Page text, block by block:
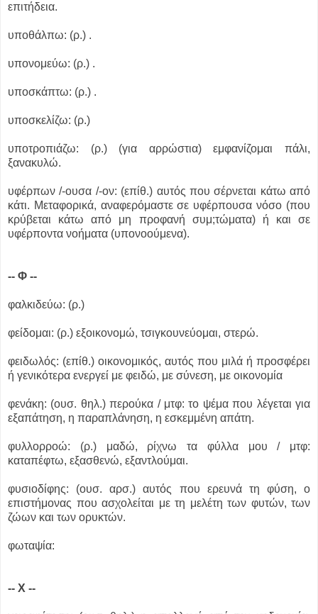
επιτήδεια.
υποθάλπω: (ρ.) .
υπονομεύω: (ρ.) .
υποσκάπτω: (ρ.) .
υποσκελίζω: (ρ.)
υποτροπιάζω: (ρ.) (για αρρώστια) εμφανίζομαι πάλι,
ξανακυλώ.
υφέρπων /-ουσα /-ον: (επίθ.) αυτός που σέρνεται κάτω από
κάτι. Μεταφορικά, αναφερόμαστε σε υφέρπουσα νόσο (που
κρύβεται κάτω από μη προφανή συμ;τώματα) ή και σε
υφέρποντα νοήματα (υπονοούμενα).
-- Φ --
φαλκιδεύω: (ρ.)
φείδομαι: (ρ.) εξοικονομώ, τσιγκουνεύομαι, στερώ.
φειδωλός: (επίθ.) οικονομικός, αυτός που μιλά ή προσφέρει
ή γενικότερα ενεργεί με φειδώ, με σύνεση, με οικονομία
φενάκη: (ουσ. θηλ.) περούκα / μτφ: το ψέμα που λέγεται για
εξαπάτηση, η παραπλάνηση, η εσκεμμένη απάτη.
φυλλορροώ: (ρ.) μαδώ, ρίχνω τα φύλλα μου / μτφ:
καταπέφτω, εξασθενώ, εξαντλούμαι.
φυσιοδίφης: (ουσ. αρσ.) αυτός που ερευνά τη φύση, ο
επιστήμονας που ασχολείται με τη μελέτη των φυτών, των
ζώων και των ορυκτών.
φωταψία:
-- Χ --